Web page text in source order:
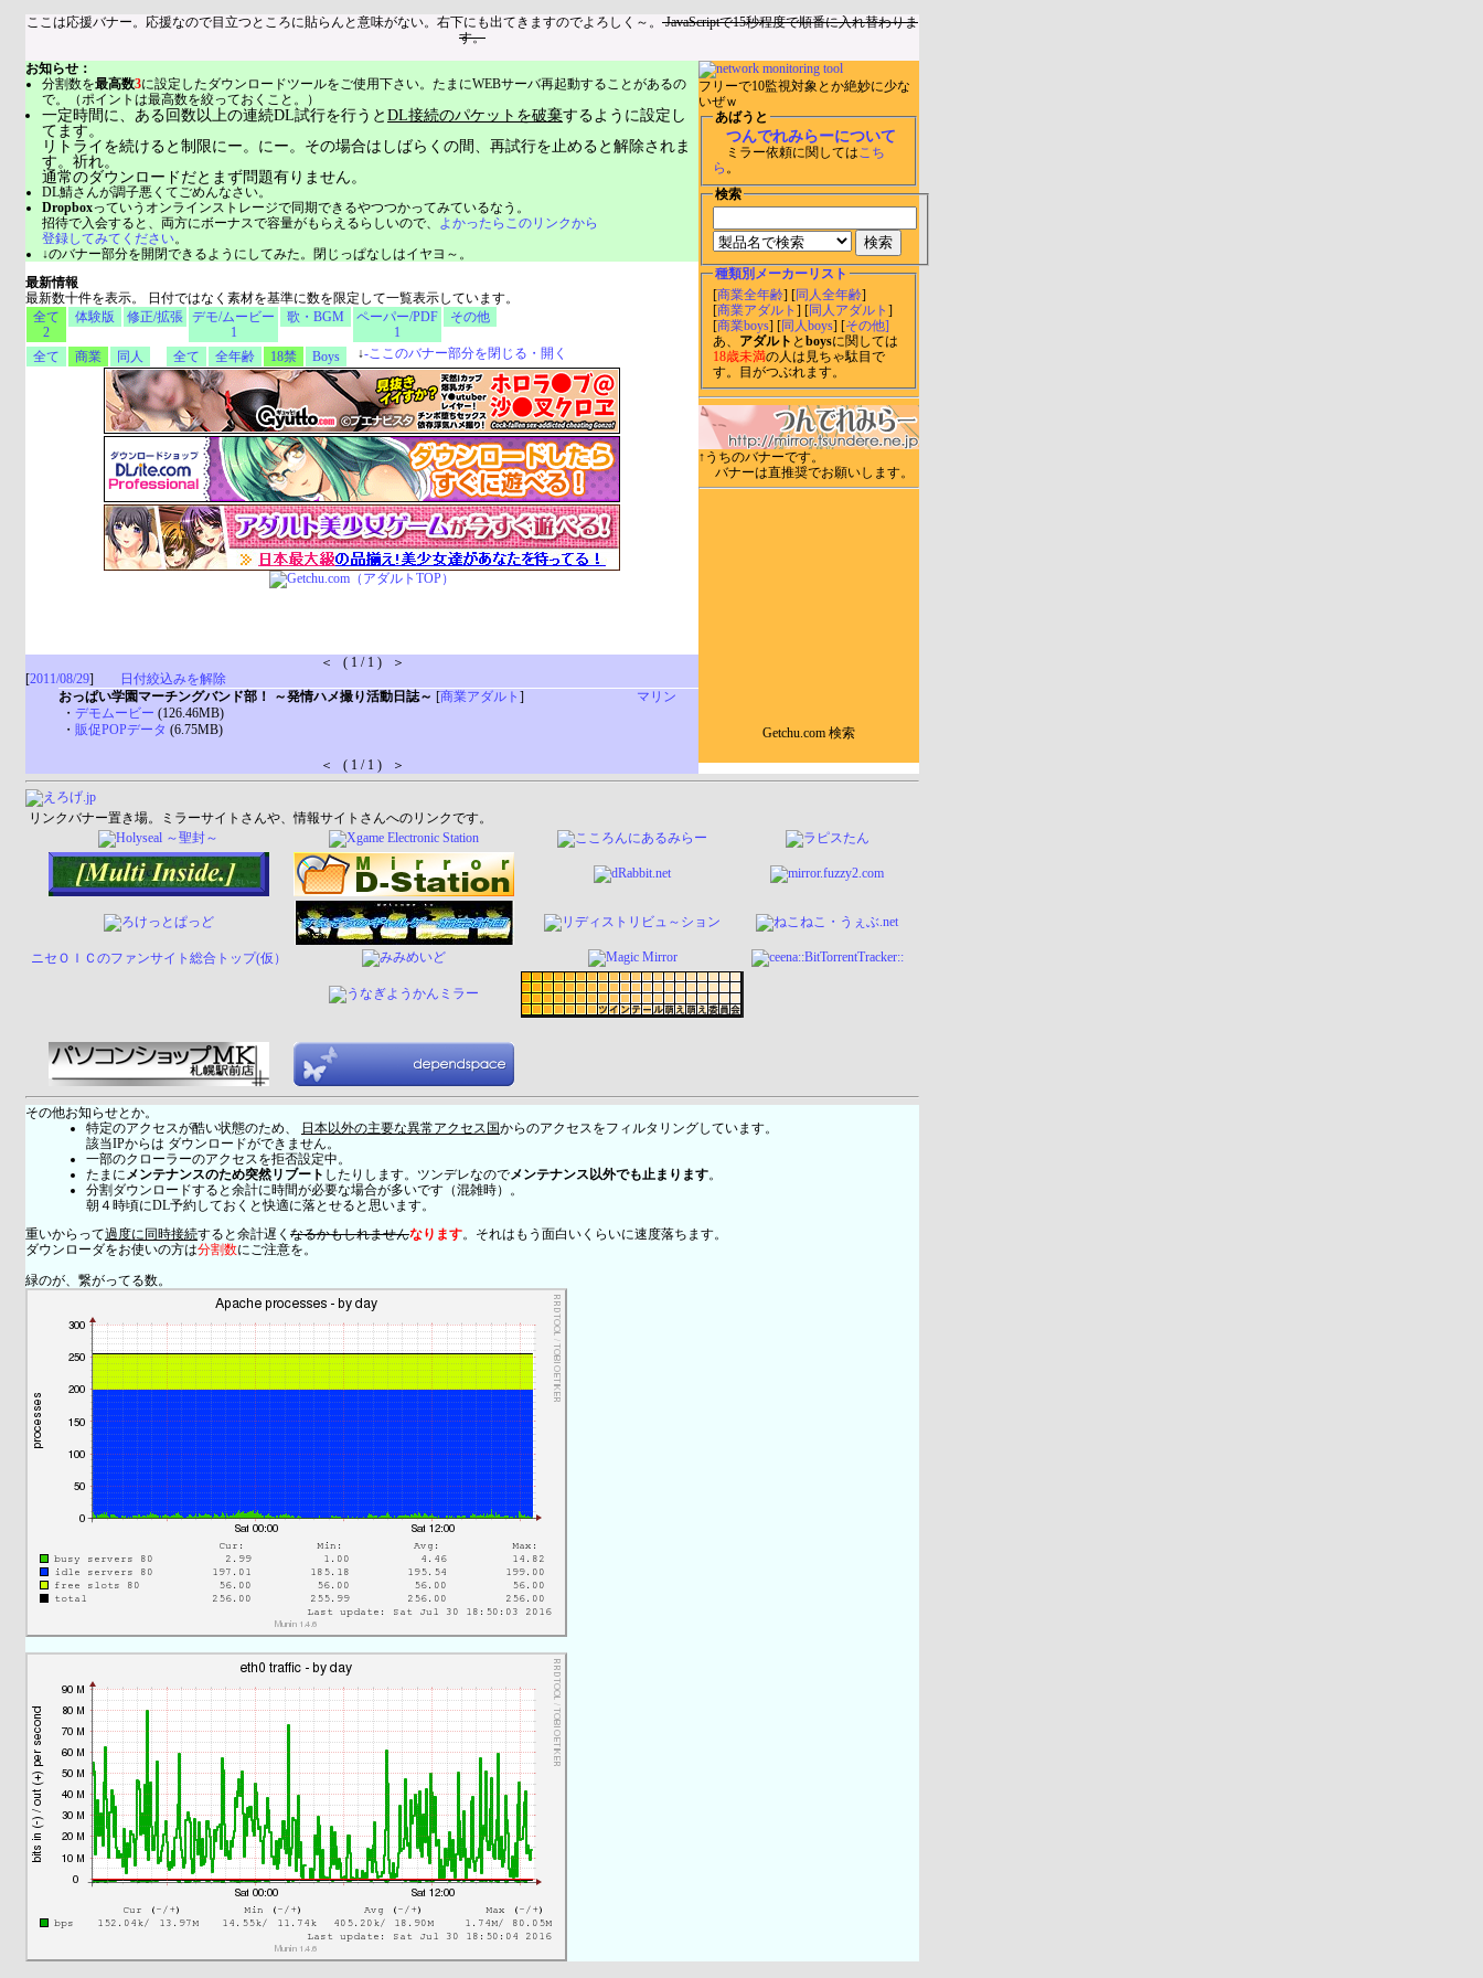
ここは応援バナー。応援なので目立つところに貼らんと意味がない。右下にも出てきますのでよろしく～。 JavaScriptで15秒程度で順番に入れ替わりま
す。
フリーで10監視対象とか絶妙に少な
いぜｗ
あばうと
つんでれみらーについて
ミラー依頼に関してはこち
ら 。
検索
種類別メーカーリスト
[商業全年齢 ] [同人全年齢]
[商業アダルト ] [同人アダルト ]
[商業boys] [同人boys ] [その他]
あ、 アダルト とboysに関しては
18歳未満の人は見ちゃ駄目で
す。目がつぶれます。
↑うちのバナーです。
バナーは直推奨でお願いします。
Getchu.com 検索
お知らせ：
分割数を最高数3に設定したダウンロードツールをご使用下さい。たまにWEBサーバ再起動することがあるの
で。（ポイントは最高数を絞っておくこと。）
一定時間に、ある回数以上の連続DL試行を行うとDL接続のパケットを破棄するように設定し
てます。
リトライを続けると制限にー。にー。その場合はしばらくの間、再試行を止めると解除されま
す。祈れ。
通常のダウンロードだとまず問題有りません。
DL鯖さんが調子悪くてごめんなさい。
Dropboxっていうオンラインストレージで同期できるやつつかってみているなう。
招待で入会すると、両方にボーナスで容量がもらえるらしいので、 よかったらこのリンクから
登録してみてください。
↓のバナー部分を開閉できるようにしてみた。閉じっぱなしはイヤヨ～。
最新情報
最新数十件を表示。 日付ではなく素材を基準に数を限定して一覧表示しています。
全て
2
体験版 修正/拡張 デモ/ムービー
1
歌・BGM
ペーパー/PDF
1
その他
全て 商業 同人 全て 全年齢 18禁 Boys ↓-ここのバナー部分を閉じる・開く
＜ ( 1 / 1 ) ＞
[2011/08/29]
日付絞込みを解除
おっぱい学園マーチングバンド部！ ～発情ハメ撮り活動日誌～ [商業アダルト ]
マリン
・ デモムービー (126.46MB)
・ 販促POPデータ (6.75MB)
＜ ( 1 / 1 ) ＞
リンクバナー置き場。ミラーサイトさんや、情報サイトさんへのリンクです。
ニセＯＩＣのファンサイト総合トップ(仮）
その他お知らせとか。
特定のアクセスが酷い状態のため、
日本以外の主要な異常アクセス国からのアクセスをフィルタリングしています。
該当IPからは ダウンロードができません。
一部のクローラーのアクセスを拒否設定中。
たまにメンテナンスのため突然リブート したりします。ツンデレなのでメンテナンス以外でも止まります。
分割ダウンロードすると余計に時間が必要な場合が多いです（混雑時）。
朝４時頃にDL予約しておくと快適に落とせると思います。
重いからって過度に同時接続すると余計遅く なるかもしれませんなります。それはもう面白いくらいに速度落ちます。
ダウンローダをお使いの方は分割数にご注意を。
緑のが、繋がってる数。